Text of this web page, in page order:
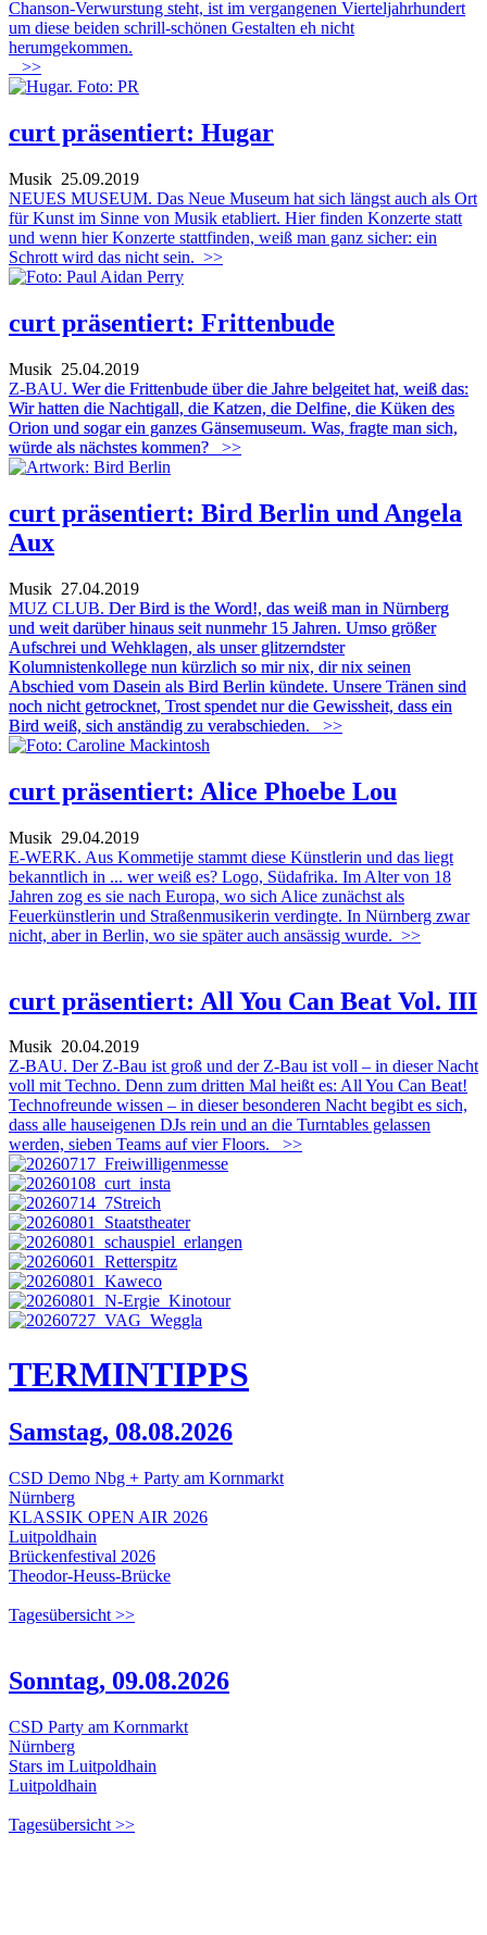
Chanson-Verwurstung steht, ist im vergangenen Vierteljahrhundert
um diese beiden schrill-schönen Gestalten eh nicht
herumgekommen.
>>
curt präsentiert: Hugar
Musik 25.09.2019
NEUES MUSEUM. Das Neue Museum hat sich längst auch als Ort
für Kunst im Sinne von Musik etabliert. Hier finden Konzerte statt
und wenn hier Konzerte stattfinden, weiß man ganz sicher: ein
Schrott wird das nicht sein. >>
curt präsentiert: Frittenbude
Musik 25.04.2019
Z-BAU. Wer die Frittenbude über die Jahre belgeitet hat, weiß das:
Wir hatten die Nachtigall, die Katzen, die Delfine, die Küken des
Orion und sogar ein ganzes Gänsemuseum. Was, fragte man sich,
würde als nächstes kommen?
>>
curt präsentiert: Bird Berlin und Angela
Aux
Musik 27.04.2019
MUZ CLUB. Der Bird is the Word!, das weiß man in Nürnberg
und weit darüber hinaus seit nunmehr 15 Jahren. Umso größer
Aufschrei und Wehklagen, als unser glitzerndster
Kolumnistenkollege nun kürzlich so mir nix, dir nix seinen
Abschied vom Dasein als Bird Berlin kündete. Unsere Tränen sind
noch nicht getrocknet, Trost spendet nur die Gewissheit, dass ein
Bird weiß, sich anständig zu verabschieden.
>>
curt präsentiert: Alice Phoebe Lou
Musik 29.04.2019
E-WERK. Aus Kommetije stammt diese Künstlerin und das liegt
bekanntlich in ... wer weiß es? Logo, Südafrika. Im Alter von 18
Jahren zog es sie nach Europa, wo sich Alice zunächst als
Feuerkünstlerin und Straßenmusikerin verdingte. In Nürnberg zwar
nicht, aber in Berlin, wo sie später auch ansässig wurde. >>
curt präsentiert: All You Can Beat Vol. III
Musik 20.04.2019
Z-BAU. Der Z-Bau ist groß und der Z-Bau ist voll – in dieser Nacht
voll mit Techno. Denn zum dritten Mal heißt es: All You Can Beat!
Technofreunde wissen – in dieser besonderen Nacht begibt es sich,
dass alle hauseigenen DJs rein und an die Turntables gelassen
werden, sieben Teams auf vier Floors.
>>
TERMINTIPPS
Samstag, 08.08.2026
CSD Demo Nbg + Party am Kornmarkt
Nürnberg
KLASSIK OPEN AIR 2026
Luitpoldhain
Brückenfestival 2026
Theodor-Heuss-Brücke
Tagesübersicht >>
Sonntag, 09.08.2026
CSD Party am Kornmarkt
Nürnberg
Stars im Luitpoldhain
Luitpoldhain
Tagesübersicht >>